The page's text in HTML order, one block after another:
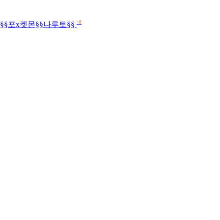
포x켓몬§§나루토§§ +8